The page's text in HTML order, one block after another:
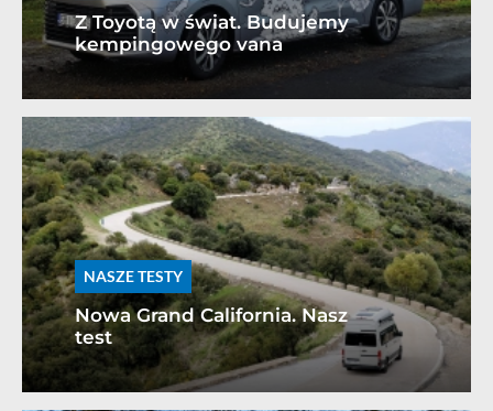
Z Toyotą w świat. Budujemy
kempingowego vana
NASZE TESTY
Nowa Grand California. Nasz
test